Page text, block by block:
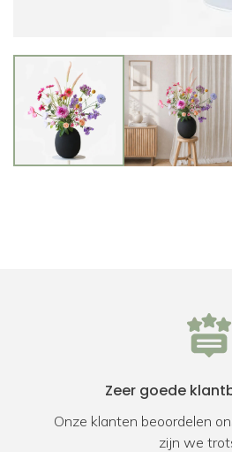
Zeer goede
Onze klanten beoordelen
zijn we